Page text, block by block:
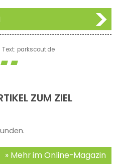
parkscout.de
ZUM ZIEL
Mehr im Online-Magazin